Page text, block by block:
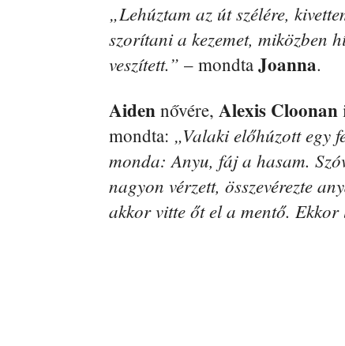
„Lehúztam az út szélére,
szorítani a kezemet, miközben
veszített.” – mondta Joanna.
Aiden nővére, Alexis Cloonan
mondta: „Valaki előhúzott egy
monda: Anyu, fáj a hasam.
nagyon vérzett, összevérezte
akkor vitte őt el a mentő.